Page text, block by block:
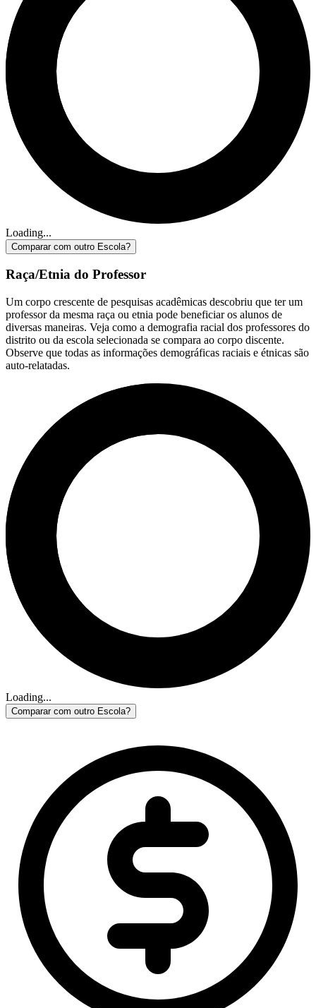
Loading...
Comparar com outro Escola?
Raça/Etnia do Professor
Um corpo crescente de pesquisas acadêmicas descobriu que ter um
professor da mesma raça ou etnia pode beneficiar os alunos de
diversas maneiras. Veja como a demografia racial dos professores do
distrito ou da escola selecionada se compara ao corpo discente.
Observe que todas as informações demográficas raciais e étnicas são
auto-relatadas.
Loading...
Comparar com outro Escola?